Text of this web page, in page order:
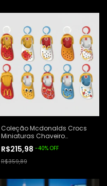
Coleção Mcdonalds Crocs
Miniaturas Chaveiro
R$215,98 -40% OFF
R$359,89